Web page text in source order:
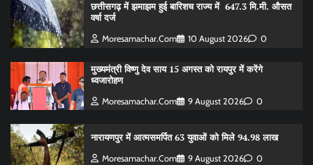
छत्तीसगढ़ में झमाझम हुई बारिशच राज्य में 647.3 मि.मी. औसत
वर्षा दर्ज
Moresamachar.com 10 August 2026 0
मुख्यमंत्री विष्णु देव साय 15 अगस्त को रायपुर में करेंगे
ध्वजारोहण
Moresamachar.com 9 August 2026 0
नारायणपुर में आत्मसमर्पित 63 युवाओं को मिले 94.98 लाख
Moresamachar.com 9 August 2026 0